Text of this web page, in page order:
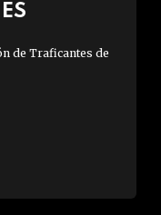
de Traficantes de